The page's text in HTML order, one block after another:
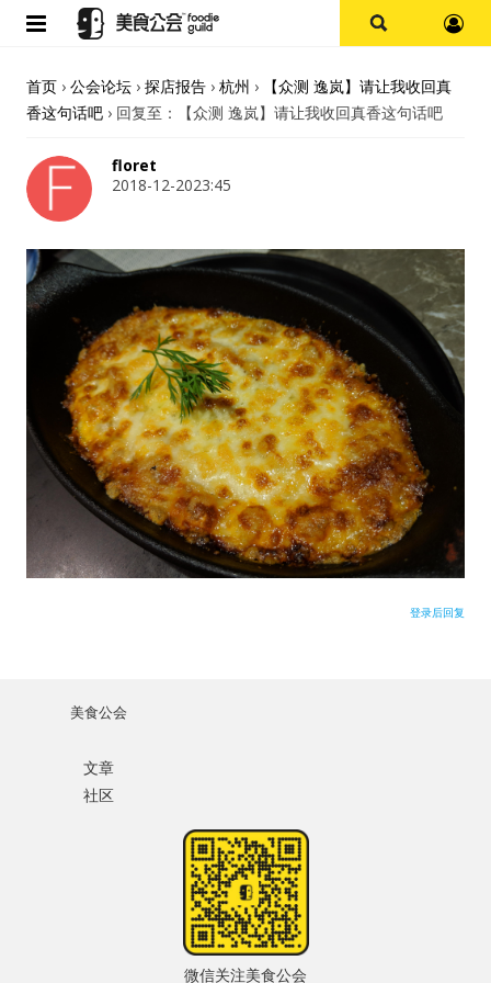
用户名或Email
记住我的登录状态
没帐号？注册一个
首页
探店报告
其他
美食杂谈
资讯
水区
公会活动
首页 › 公会论坛 › 探店报告 › 杭州 ›
【众测 逸岚】请让我收回真
香这句话吧 › 回复至：【众测 逸岚】请让我收回真香这句话吧
floret
2018-12-2023:45
登录后回复
美食公会
文章
社区
微信关注美食公会